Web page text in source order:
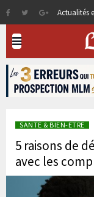
Actualités
SANTE & BIEN-ETRE
5 raisons de
avec les